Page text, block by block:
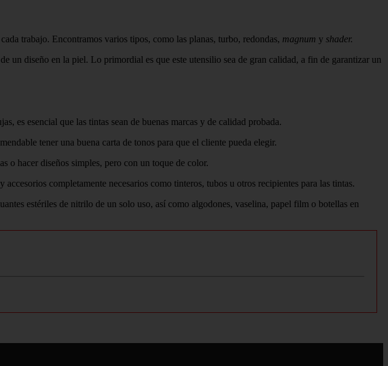
trabajo. Encontramos varios tipos, como las planas, turbo, redondas, magnum y shader.
un diseño en la piel. Lo primordial es que este utensilio sea de gran calidad, a fin de garantizar un
es esencial que las tintas sean de buenas marcas y de calidad probada.
tener una buena carta de tonos para que el cliente pueda elegir.
o hacer diseños simples, pero con un toque de color.
completamente necesarios como tinteros, tubos u otros recipientes para las tintas.
estériles de nitrilo de un solo uso, así como algodones, vaselina, papel film o botellas en